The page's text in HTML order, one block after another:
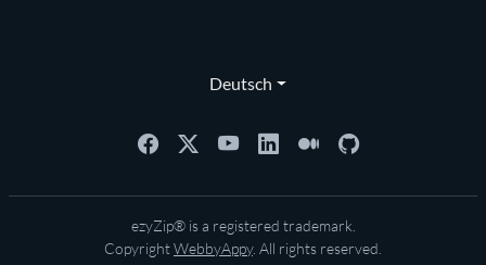
Deutsch
ezyZip® is a registered trademark.
CopyrightWebbyAppy. All rights reserved.